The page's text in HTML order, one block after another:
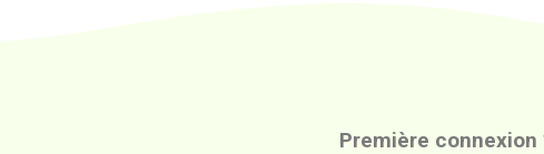
Première connexion